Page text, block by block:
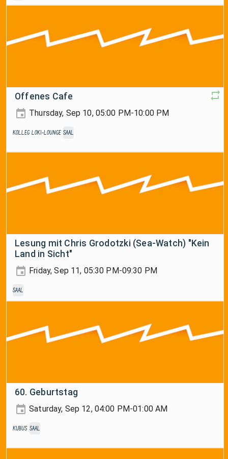
Offenes Cafe
Thursday, Sep 10, 05:00 PM-10:00 PM
Kolleg Loki-Lounge Saal
Lesung mit Chris Grodotzki (Sea-Watch) "Kein
Land in Sicht"
Friday, Sep 11, 05:30 PM-09:30 PM
Saal
60. Geburtstag
Saturday, Sep 12, 04:00 PM-01:00 AM
Kubus Saal